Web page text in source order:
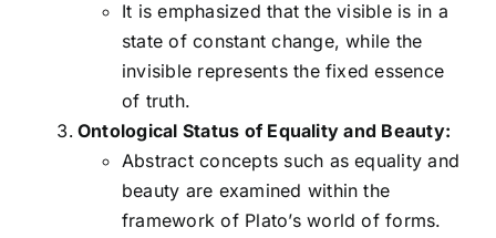
It is emphasized that the visible is in a
state of constant change, while the
invisible represents the fixed essence
of truth.
Ontological Status of Equality and Beauty:
Abstract concepts such as equality and
beauty are examined within the
framework of Plato’s world of forms.